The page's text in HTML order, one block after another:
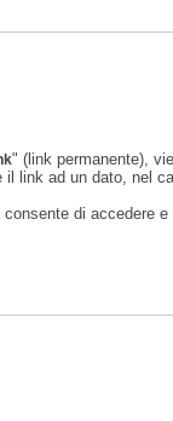
" (link permanente),
il link ad un dato, nel
di accedere